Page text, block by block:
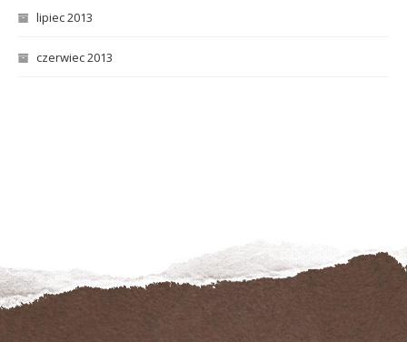
lipiec 2013
czerwiec 2013